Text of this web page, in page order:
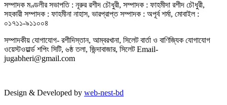
সম্পাদক মণ্ডলীর সভাপতি : নূরুর রশীদ চৌধুরী, সম্পাদক : ফাহমীদা রশীদ চৌধুরী,
সহকারী সম্পাদক : ফাহমীনা নাহাস, ভারপ্রাপ্ত সম্পাদক : অপূর্ব শর্মা, মোবাইল :
০১৭১১-৯১১০০৪
সম্পাদকীয় যােগাযোগ- রশীদিস্তান, আম্বরখানা, সিলেট বার্তা ও বাণিজ্যিক যোগাযােগ
ওয়েস্টওয়ার্ল্ড শপিং সিটি, ৬ষ্ঠ তলা, জিন্দাবাজার, সিলেট Email-
jugabheri@gmail.com
Design & Developed by web-nest-bd